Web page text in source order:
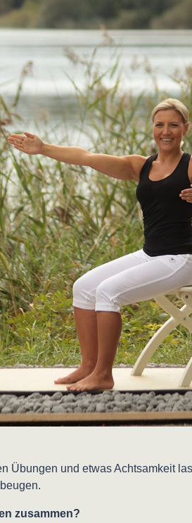
Übungen und etwas Achtsamkeit
zusammen?